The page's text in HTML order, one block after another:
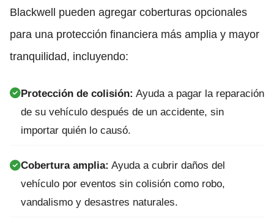
Blackwell pueden agregar coberturas opcionales
para una protección financiera más amplia y mayor
tranquilidad, incluyendo:
Protección de colisión: Ayuda a pagar la reparación
de su vehículo después de un accidente, sin
importar quién lo causó.
Cobertura amplia: Ayuda a cubrir daños del
vehículo por eventos sin colisión como robo,
vandalismo y desastres naturales.